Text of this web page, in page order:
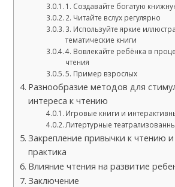
1. Создавайте богатую
2. Читайте вслух регулярно
3. Используйте яркие
тематические книги
4. Вовлекайте ребёнка в
чтения
5. Пример взрослых
Разнообразие методов для
интереса к чтению
Игровые книги и
Литертурные
Закрепление привычки к чтению и
практика
Влияние чтения на развитие
Заключение